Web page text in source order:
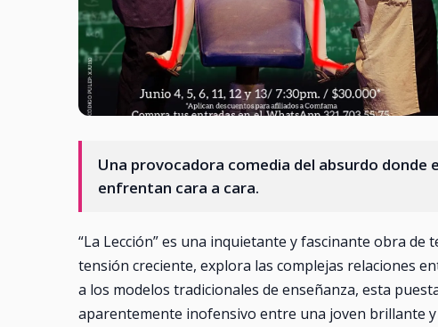
Una provocadora comedia del absurdo donde
enfrentan cara a cara.
“La Lección” es una inquietante y fascinante obra
tensión creciente, explora las complejas relaciones
a los modelos tradicionales de enseñanza, esta
aparentemente inofensivo entre una joven brillante